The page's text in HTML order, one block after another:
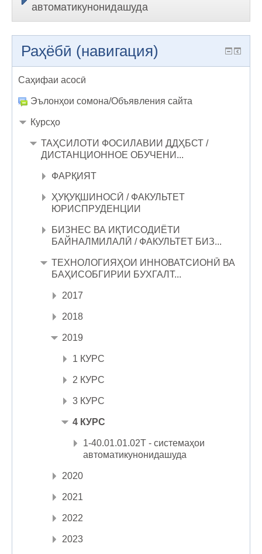
автоматикунонидашуда
Раҳёбӣ (навигация)
Саҳифаи асосӣ
Эълонҳои сомона/Объявления сайта
Курсҳо
ТАҲСИЛОТИ ФОСИЛАВИИ ДДҲБСТ /
ДИСТАНЦИОННОЕ ОБУЧЕНИ...
ФАРҚИЯТ
ҲУҚУҚШИНОСӢ / ФАКУЛЬТЕТ
ЮРИСПРУДЕНЦИИ
БИЗНЕС ВА ИҚТИСОДИЁТИ
БАЙНАЛМИЛАЛӢ / ФАКУЛЬТЕТ БИЗ...
ТЕХНОЛОГИЯҲОИ ИННОВАТСИОНӢ ВА
БАҲИСОБГИРИИ БУХГАЛТ...
2017
2018
2019
1 КУРС
2 КУРС
3 КУРС
4 КУРС
1-40.01.01.02Т - системаҳои
автоматикунонидашуда
2020
2021
2022
2023